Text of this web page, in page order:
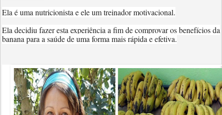
Ela é uma nutricionista e ele um treinador motivacional.
Ela decidiu fazer esta experiência a fim de comprovar os benefícios da
banana para a saúde de uma forma mais rápida e efetiva.